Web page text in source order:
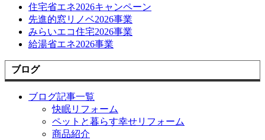
住宅省エネ2026キャンペーン
先進的窓リノベ2026事業
みらいエコ住宅2026事業
給湯省エネ2026事業
ブログ
ブログ記事一覧
快眠リフォーム
ペットと暮らす幸せリフォーム
商品紹介